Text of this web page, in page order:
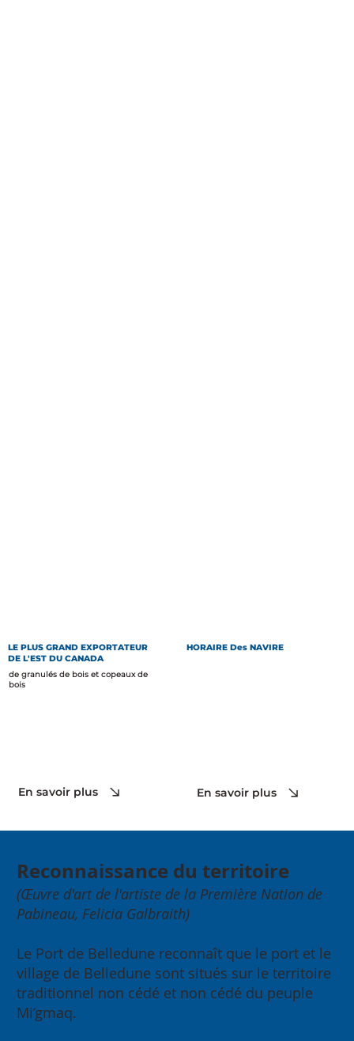
En savoir plus
LE PLUS GRAND EXPORTATEUR
DE L'EST DU CANADA
de granulés de bois et copeaux de
bois
En savoir plus
HORAIRE Des NAVIRE
Reconnaissance du territoire
(Œuvre d'art de l'artiste de la Première Nation de
Pabineau, Felicia Galbraith)
Le Port de Belledune reconnaît que le port et le
village de Belledune sont situés sur le territoire
traditionnel non cédé et non cédé du peuple
Mi’gmaq.